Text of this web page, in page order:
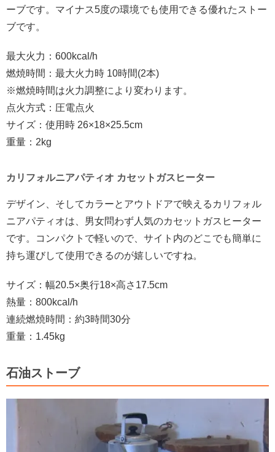
ーブです。マイナス5度の環境でも使用できる優れたストー
ブです。
最大火力：600kcal/h
燃焼時間：最大火力時 10時間(2本)
※燃焼時間は火力調整により変わります。
点火方式：圧電点火
サイズ：使用時 26×18×25.5cm
重量：2kg
カリフォルニアパティオ カセットガスヒーター
デザイン、そしてカラーとアウトドアで映えるカリフォル
ニアパティオは、男女問わず人気のカセットガスヒーター
です。コンパクトで軽いので、サイト内のどこでも簡単に
持ち運びして使用できるのが嬉しいですね。
サイズ：幅20.5×奥行18×高さ17.5cm
熱量：800kcal/h
連続燃焼時間：約3時間30分
重量：1.45kg
石油ストーブ